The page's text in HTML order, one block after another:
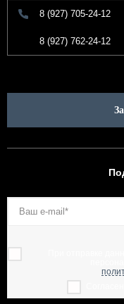
8 (927) 705-24-12
8 (927) 762-24-12